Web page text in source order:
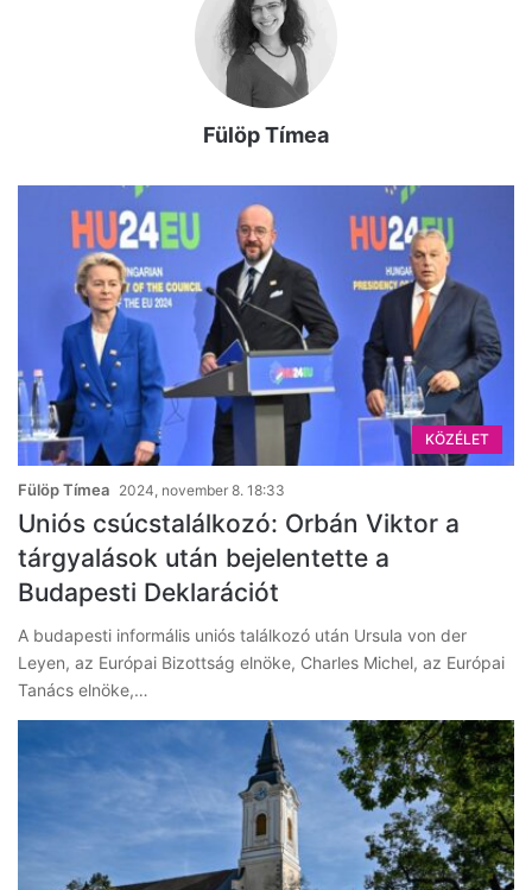
Fülöp Tímea
KÖZÉLET
Fülöp Tímea 2024, november 8. 18:33
Uniós csúcstalálkozó: Orbán Viktor a
tárgyalások után bejelentette a
Budapesti Deklarációt
A budapesti informális uniós találkozó után Ursula von der
Leyen, az Európai Bizottság elnöke, Charles Michel, az Európai
Tanács elnöke,…